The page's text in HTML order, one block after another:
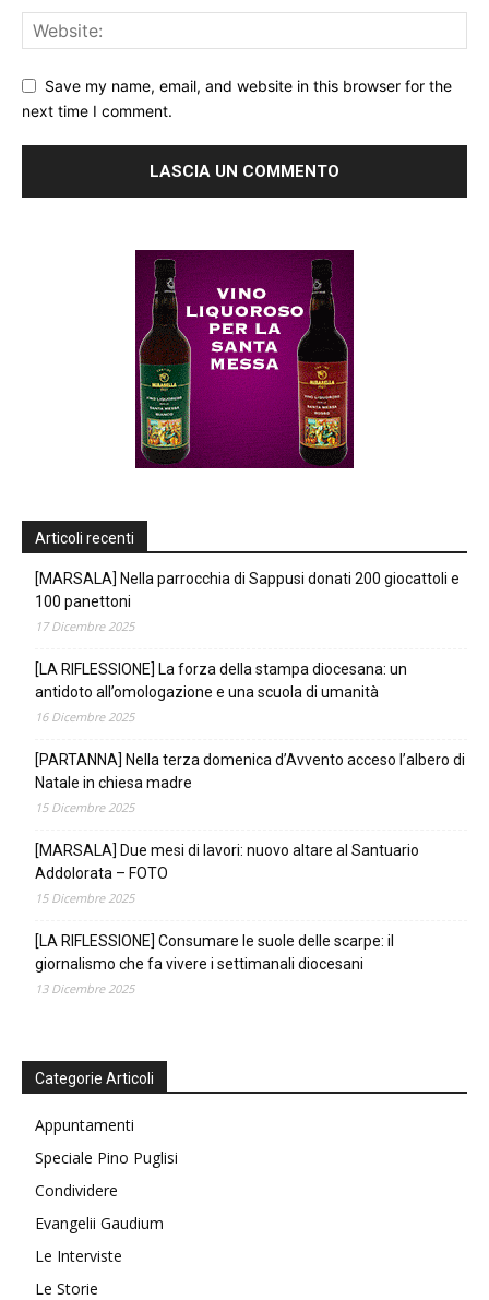
Save my name, email, and website in this browser for the
next time I comment.
Articoli recenti
[MARSALA] Nella parrocchia di Sappusi donati 200 giocattoli e
100 panettoni
17 Dicembre 2025
[LA RIFLESSIONE] La forza della stampa diocesana: un
antidoto all’omologazione e una scuola di umanità
16 Dicembre 2025
[PARTANNA] Nella terza domenica d’Avvento acceso l’albero di
Natale in chiesa madre
15 Dicembre 2025
[MARSALA] Due mesi di lavori: nuovo altare al Santuario
Addolorata – FOTO
15 Dicembre 2025
[LA RIFLESSIONE] Consumare le suole delle scarpe: il
giornalismo che fa vivere i settimanali diocesani
13 Dicembre 2025
Categorie Articoli
Appuntamenti
Speciale Pino Puglisi
Condividere
Evangelii Gaudium
Le Interviste
Le Storie